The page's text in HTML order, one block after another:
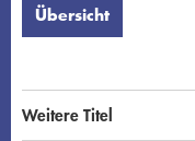
Übersicht
Weitere Titel